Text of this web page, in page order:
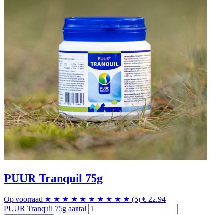
PUUR Tranquil 75g
Op voorraad ★ ★ ★ ★ ★ ★ ★ ★ ★ ★ (5) € 22.94
PUUR Tranquil 75g aantal